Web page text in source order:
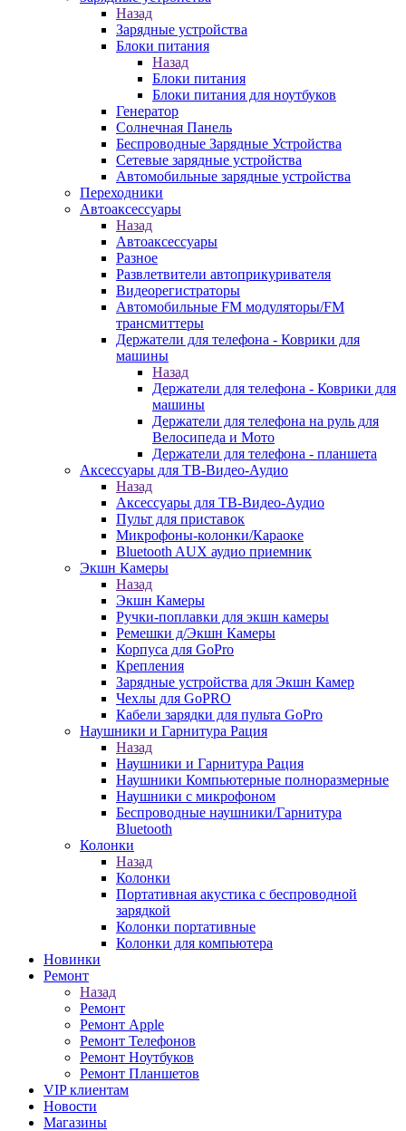
Назад
Зарядные устройства
Блоки питания
Назад
Блоки питания
Блоки питания для ноутбуков
Генератор
Солнечная Панель
Беспроводные Зарядные Устройства
Сетевые зарядные устройства
Автомобильные зарядные устройства
Переходники
Автоаксессуары
Назад
Автоаксессуары
Разное
Развлетвители автоприкуривателя
Видеорегистраторы
Автомобильные FM модуляторы/FM
трансмиттеры
Держатели для телефона - Коврики для
машины
Назад
Держатели для телефона - Коврики для
машины
Держатели для телефона на руль для
Велосипеда и Мото
Держатели для телефона - планшета
Аксессуары для ТВ-Видео-Аудио
Назад
Аксессуары для ТВ-Видео-Аудио
Пульт для приставок
Микрофоны-колонки/Караоке
Bluetooth AUX аудио приемник
Экшн Камеры
Назад
Экшн Камеры
Ручки-поплавки для экшн камеры
Ремешки д/Экшн Камеры
Корпуса для GoPro
Крепления
Зарядные устройства для Экшн Камер
Чехлы для GoPRO
Кабели зарядки для пульта GoPro
Наушники и Гарнитура Рация
Назад
Наушники и Гарнитура Рация
Наушники Компьютерные полноразмерные
Наушники с микрофоном
Беспроводные наушники/Гарнитура
Bluetooth
Колонки
Назад
Колонки
Портативная акустика с беспроводной
зарядкой
Колонки портативные
Колонки для компьютера
Новинки
Ремонт
Назад
Ремонт
Ремонт Apple
Ремонт Телефонов
Ремонт Ноутбуков
Ремонт Планшетов
VIP клиентам
Новости
Магазины